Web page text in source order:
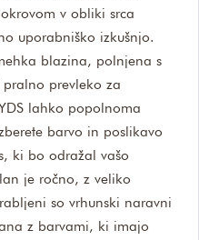
v obliki srca
uporabniško izkušnjo.
blazina, polnjena s
prevleko za
lahko popolnoma
barvo in poslikavo
ki bo odražal vašo
je ročno, z veliko
so vrhunski naravni
z barvami, ki imajo